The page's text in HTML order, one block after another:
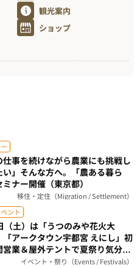
観光案内
ショップ
仕事を続けながら農業にも挑戦し
い」そんな方へ。「農ある暮ら
ミナー開催（東京都）
移住・定住（Migration / Settlement）
ント
（土）は「うつのみや花火大
「アークタウン宇都宮 えにし」初
営業＆屋外テントで夏祭り気分を
う（栃木県）
イベント・祭り（Events / Festivals）